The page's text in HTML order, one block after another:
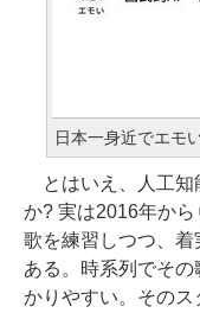
日本一身近でエモ
とはいえ、人工知
か? 実は2016年から
歌を練習しつつ、
ある。時系列でそ
かりやすい。その